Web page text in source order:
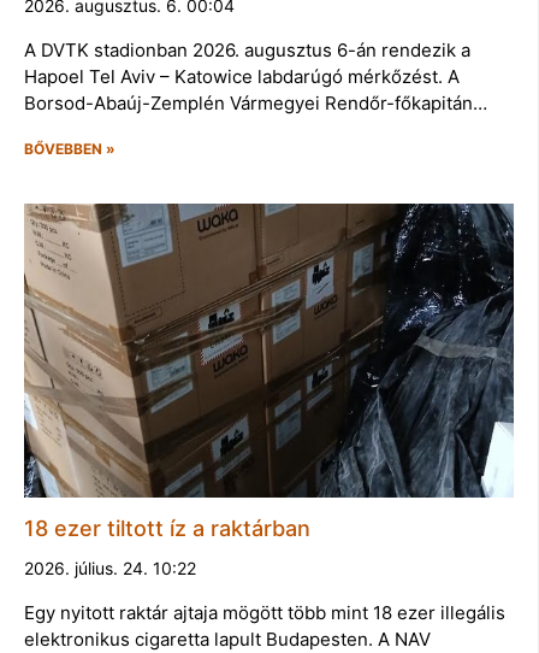
2026. augusztus. 6. 00:04
A DVTK stadionban 2026. augusztus 6-án rendezik a
Hapoel Tel Aviv – Katowice labdarúgó mérkőzést. A
Borsod-Abaúj-Zemplén Vármegyei Rendőr-főkapitán…
BŐVEBBEN »
18 ezer tiltott íz a raktárban
2026. július. 24. 10:22
Egy nyitott raktár ajtaja mögött több mint 18 ezer illegális
elektronikus cigaretta lapult Budapesten. A NAV